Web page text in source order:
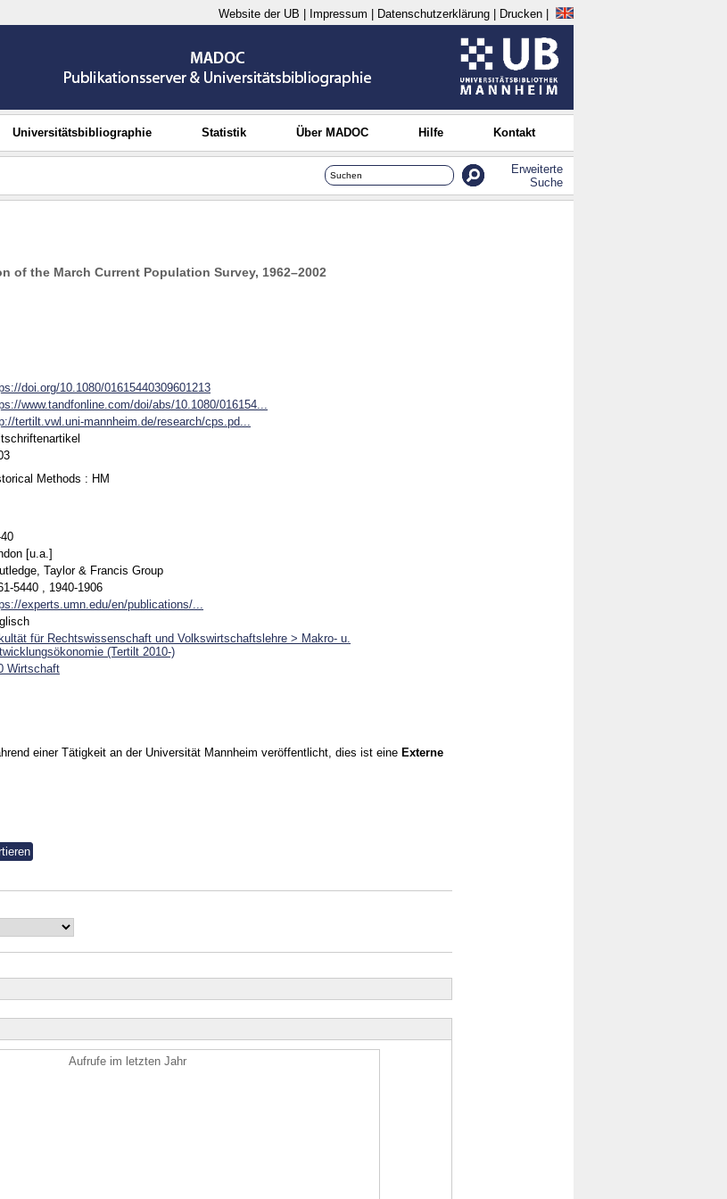
Website der UB Impressum Datenschutzerklärung Drucken
Universitätsbibliographie Statistik Über MADOC Hilfe Kontakt
Erweiterte
Suche
of the March Current Population Survey, 1962–2002
doi.org/10.1080/01615440309601213
www.tandfonline.com/doi/abs/10.1080/016154...
tertilt.vwl.uni-mannheim.de/research/cps.pd...
Methods : HM
[u.a.]
Taylor & Francis Group
5440 , 1940-1906
experts.umn.edu/en/publications/...
für Rechtswissenschaft und Volkswirtschaftslehre > Makro- u.
(Tertilt 2010-)
Wirtschaft
einer Tätigkeit an der Universität Mannheim veröffentlicht, dies ist eine Externe
Aufrufe im letzten Jahr